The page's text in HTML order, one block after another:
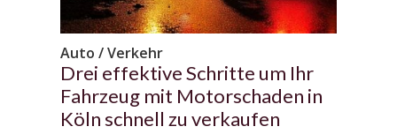
Auto / Verkehr
Drei effektive Schritte um Ihr
Fahrzeug mit Motorschaden in
Köln schnell zu verkaufen